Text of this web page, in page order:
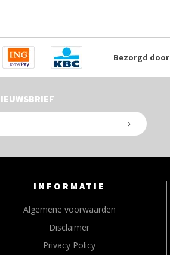
Bezorgd door
INFORMATIE
Algemene voorwaarden
Disclaimer
Privacy Policy